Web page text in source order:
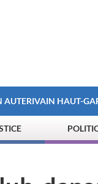
AUTERIVAIN HAUT-